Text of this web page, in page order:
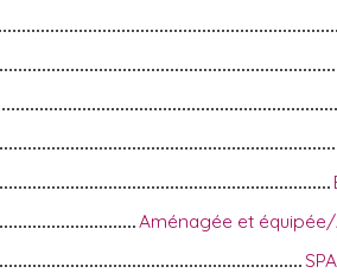
Aménagée et